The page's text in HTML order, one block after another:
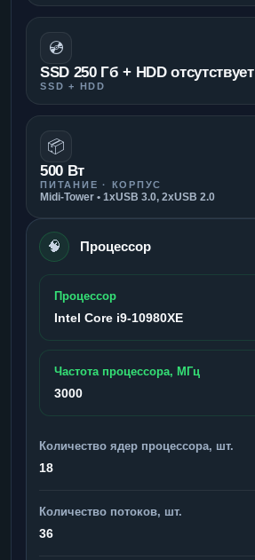
💿
SSD 250 Гб + HDD отсутствует
SSD + HDD
📦
500 Вт
ПИТАНИЕ · КОРПУС
Midi-Tower • 1xUSB 3.0, 2xUSB 2.0
🧠 Процессор
Процессор
Intel Core i9-10980XE
Частота процессора, МГц
3000
Количество ядер процессора, шт.
18
Количество потоков, шт.
36